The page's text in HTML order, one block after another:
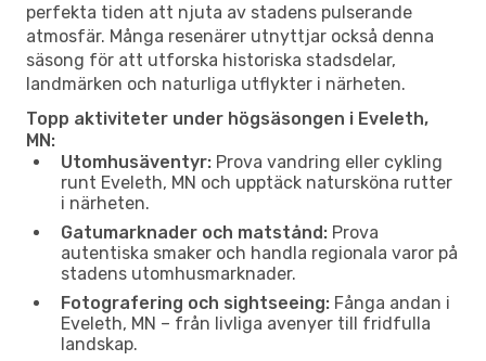
perfekta tiden att njuta av stadens pulserande
atmosfär. Många resenärer utnyttjar också denna
säsong för att utforska historiska stadsdelar,
landmärken och naturliga utflykter i närheten.
Topp aktiviteter under högsäsongen i Eveleth,
MN:
Utomhusäventyr: Prova vandring eller cykling
runt Eveleth, MN och upptäck natursköna rutter
i närheten.
Gatumarknader och matstånd: Prova
autentiska smaker och handla regionala varor på
stadens utomhusmarknader.
Fotografering och sightseeing: Fånga andan i
Eveleth, MN – från livliga avenyer till fridfulla
landskap.